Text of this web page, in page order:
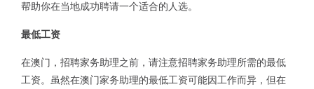
帮助你在当地成功聘请一个适合的人选。
最低工资
在澳门，招聘家务助理之前，请注意招聘家务助理所需的最低
工资。虽然在澳门家务助理的最低工资可能因工作而异，但在